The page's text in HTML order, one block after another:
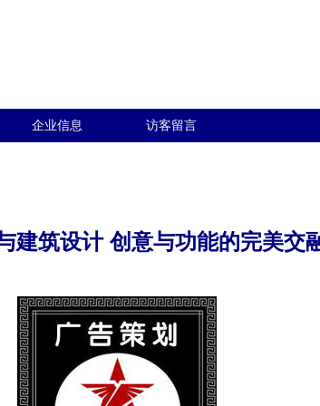
企业信息 访客留言
建筑设计 创意与功能的完美交